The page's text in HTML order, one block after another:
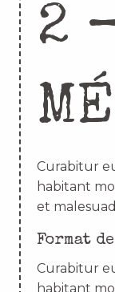
2
Curabitur
habitant
et
Format
Curabitur
habitant